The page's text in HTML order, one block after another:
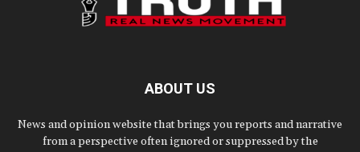
ABOUT US
News and opinion website that brings you reports and narrative
from a perspective often ignored or suppressed by the